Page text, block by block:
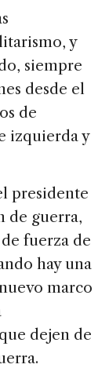
y
siempre
desde el
de
izquierda y
presidente
de guerra,
fuerza de
hay una
marco
dejen de